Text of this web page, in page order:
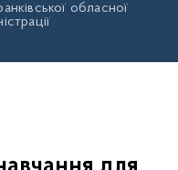
обласної